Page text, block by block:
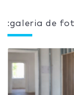
:galeria de